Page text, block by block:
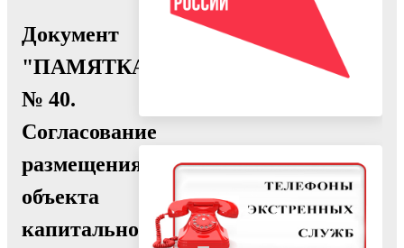
Документ
"ПАМЯТКА
№ 40.
Согласование
размещения
объекта
капитального